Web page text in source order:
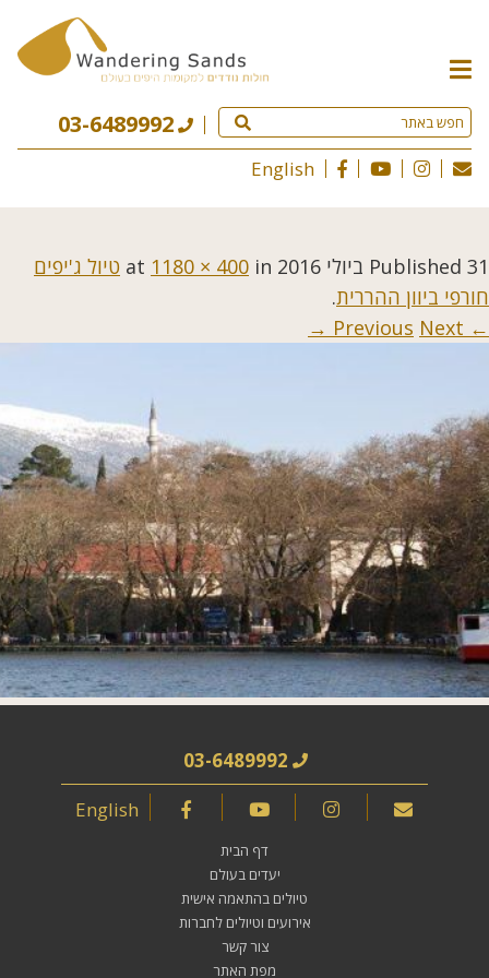
תפריט
האתר
03-6489992
English
Published 31 ביולי 2016 1180 × 400 in
טיול ג'יפים
חורפי ביוון ההררית.
← Previous
Next →
03-6489992
English
דף הבית
יעדים בעולם
טיולים בהתאמה אישית
אירועים וטיולים לחברות
צור קשר
מפת האתר